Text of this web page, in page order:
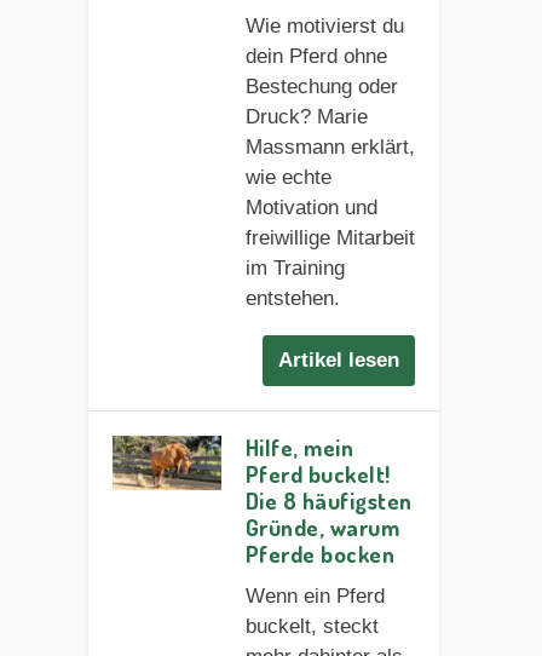
Wie motivierst du
dein Pferd ohne
Bestechung oder
Druck? Marie
Massmann erklärt,
wie echte
Motivation und
freiwillige Mitarbeit
im Training
entstehen.
Artikel lesen
Hilfe, mein
Pferd buckelt!
Die 8 häufigsten
Gründe, warum
Pferde bocken
Wenn ein Pferd
buckelt, steckt